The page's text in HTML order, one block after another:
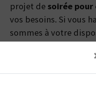
projet de soirée
vos besoins. Si vous
sommes à votre
renseignements
. Notre
partager avec vous
réussir. Toute notre